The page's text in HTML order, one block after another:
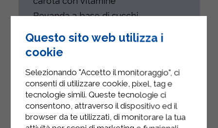
Bevanda a base di succhi
carota con vitamine, sottoposta a
trattamento termico UHT e
confezionata in condizioni asettiche.
Il prodotto è destinato a tutti gli
individui compatibilmente con il loro
stato di salute.
Senza Glutine.
Questo sito web utilizza i
cookie
Selezionando "Accetto il monitoraggio", ci
consenti di utilizzare cookie, pixel, tag e
tecnologie simili. Queste tecnologie ci
consentono, attraverso il dispositivo ed il
browser da te utilizzati, di monitorare la tua